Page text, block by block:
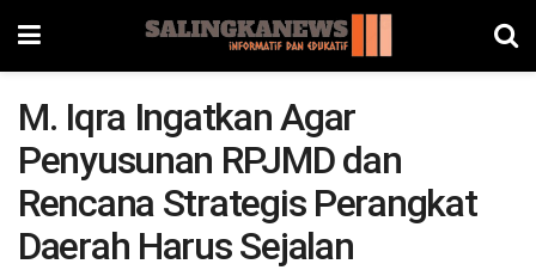
M. Iqra Ingatkan Agar
Penyusunan RPJMD dan
Rencana Strategis Perangkat
Daerah Harus Sejalan